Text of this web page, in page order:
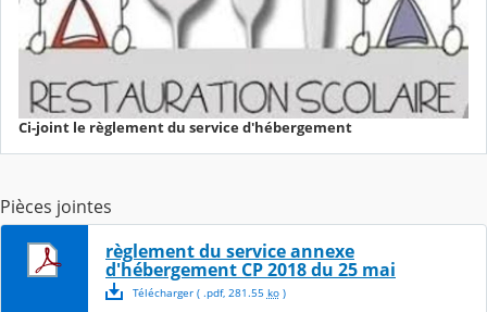
Ci-joint le règlement du service d'hébergement
Pièces jointes
règlement du service annexe
d'hébergement CP 2018 du 25 mai
Télécharger( .pdf, 281.55 ko)